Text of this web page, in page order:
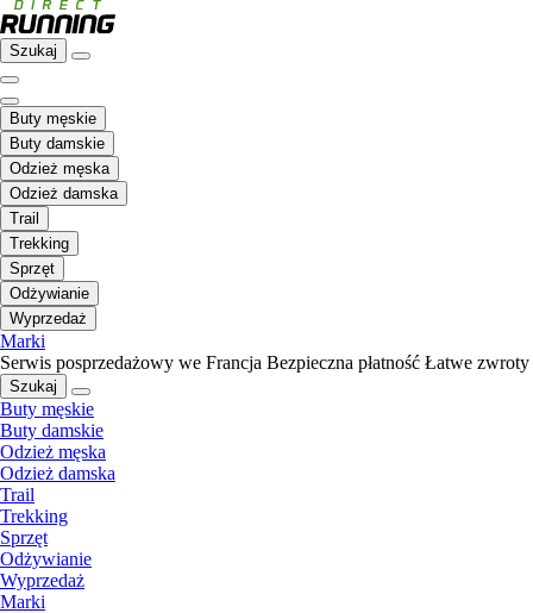
Szukaj
Buty męskie
Buty damskie
Odzież męska
Odzież damska
Trail
Trekking
Sprzęt
Odżywianie
Wyprzedaż
Marki
Serwis posprzedażowy we Francja Bezpieczna płatność Łatwe zwroty
Szukaj
Buty męskie
Buty damskie
Odzież męska
Odzież damska
Trail
Trekking
Sprzęt
Odżywianie
Wyprzedaż
Marki